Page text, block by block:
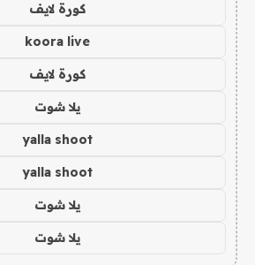
كورة لايف
koora live
كورة لايف
يلا شوت
yalla shoot
yalla shoot
يلا شوت
يلا شوت